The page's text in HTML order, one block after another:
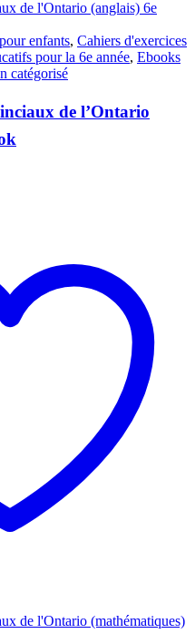
enfants, Cahiers d'exercices
pour la 6e année, Ebooks
catégorisé
de l’Ontario